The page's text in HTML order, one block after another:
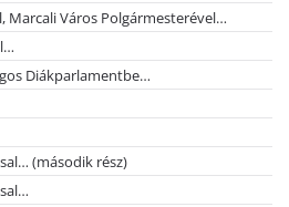
Marcali Város Polgármesterével…
Diákparlamentbe…
(második rész)